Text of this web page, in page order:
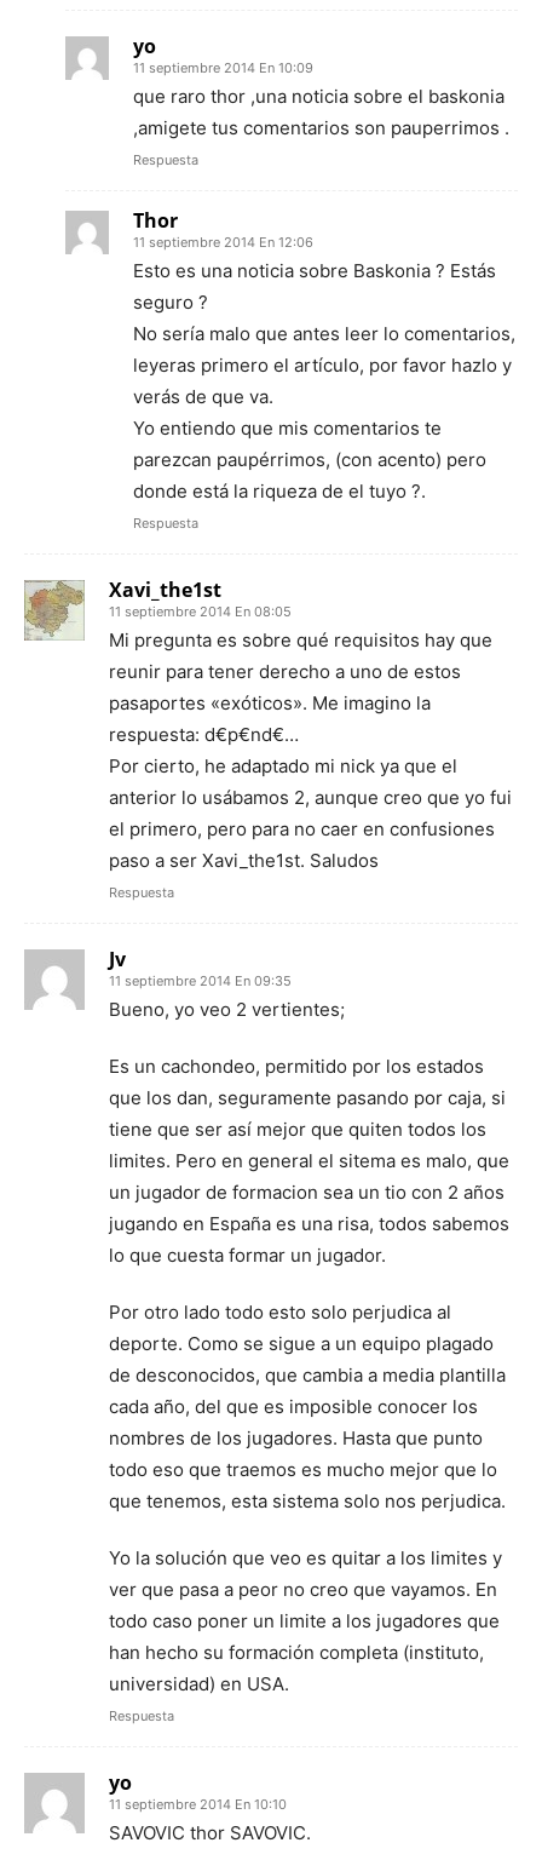
yo
11 septiembre 2014 En 10:09
que raro thor ,una noticia sobre el baskonia
,amigete tus comentarios son pauperrimos .
Respuesta
Thor
11 septiembre 2014 En 12:06
Esto es una noticia sobre Baskonia ? Estás
seguro ?
No sería malo que antes leer lo comentarios,
leyeras primero el artículo, por favor hazlo y
verás de que va.
Yo entiendo que mis comentarios te
parezcan paupérrimos, (con acento) pero
donde está la riqueza de el tuyo ?.
Respuesta
Xavi_the1st
11 septiembre 2014 En 08:05
Mi pregunta es sobre qué requisitos hay que
reunir para tener derecho a uno de estos
pasaportes «exóticos». Me imagino la
respuesta: d€p€nd€…
Por cierto, he adaptado mi nick ya que el
anterior lo usábamos 2, aunque creo que yo fui
el primero, pero para no caer en confusiones
paso a ser Xavi_the1st. Saludos
Respuesta
Jv
11 septiembre 2014 En 09:35
Bueno, yo veo 2 vertientes;
Es un cachondeo, permitido por los estados
que los dan, seguramente pasando por caja, si
tiene que ser así mejor que quiten todos los
limites. Pero en general el sitema es malo, que
un jugador de formacion sea un tio con 2 años
jugando en España es una risa, todos sabemos
lo que cuesta formar un jugador.
Por otro lado todo esto solo perjudica al
deporte. Como se sigue a un equipo plagado
de desconocidos, que cambia a media plantilla
cada año, del que es imposible conocer los
nombres de los jugadores. Hasta que punto
todo eso que traemos es mucho mejor que lo
que tenemos, esta sistema solo nos perjudica.
Yo la solución que veo es quitar a los limites y
ver que pasa a peor no creo que vayamos. En
todo caso poner un limite a los jugadores que
han hecho su formación completa (instituto,
universidad) en USA.
Respuesta
yo
11 septiembre 2014 En 10:10
SAVOVIC thor SAVOVIC.